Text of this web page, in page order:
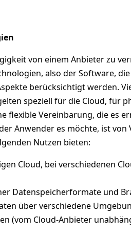
von einem Anbieter zu
also der Software,
berücksichtigt werden.
speziell für die Cloud, für
flexible Vereinbarung, die es
Anwender es möchte, ist von
Nutzen bieten:
Cloud, bei verschiedenen
Datenspeicherformate und
über verschiedene
(vom Cloud-Anbieter